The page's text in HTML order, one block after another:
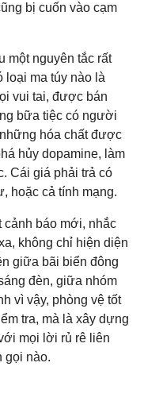
bị cuốn vào cạm
một nguyên tắc rất
loại ma túy nào là
vui tai, được bán
bữa tiệc có người
hóa chất được
hủy dopamine, làm
Cái giá phải trả có
hoặc cả tính mạng.
cảnh báo mới, nhắc
không chỉ hiện diện
giữa bãi biển đông
đèn, giữa nhóm
vì vậy, phòng vệ tốt
tra, mà là xây dựng
mọi lời rủ rê liên
gọi nào.